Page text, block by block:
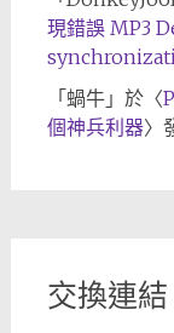
現錯誤 MP3
「蝸牛」於〈
個神兵利器〉
交換連結